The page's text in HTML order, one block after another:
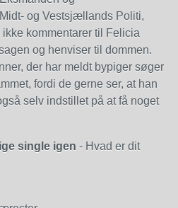
og Vestsjællands Politi,
kommentarer til Felicia
og henviser til dommen.
der har meldt bypiger søger
fordi de gerne ser, at han
selv indstillet på at få noget
single igen - Hvad er dit